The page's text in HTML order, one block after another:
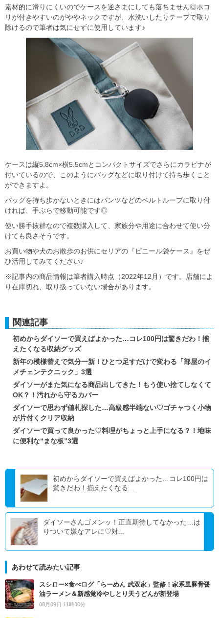
素材的に滑りにくいのでケースを逆さまにしても落ちません◎ホコ
リが付きやすいのがややネックですが、水洗いしたりテープで取り
除けるので筆者は気にせずに使用しています♪
ケースは縦5.8cm×横5.5cmとコンパクトサイズでさらにカラビナが
付いているので、このようにバッグなどに取り付けて持ち歩くこと
ができますよ。
バッグを持ち歩かないときにはパンツなどのベルトループに取り付
ければ、手ぶらで移動可能です◎
使い勝手抜群なので複数購入して、家族分や用途に合わせて使い分
けても良さそうです。
お買い物や犬のお散歩のお供にセリアの『ビニール袋ケース』をぜ
ひ活用してみてください♪
※記事内の商品情報は筆者購入時点（2022年12月）です。店舗によ
り在庫切れ、取り扱っていない場合があります。
関連記事
初めからダイソーで買えばよかった…コレ100円は驚きだわ！揃
えたくなる収納グッズ
新年の模様替えで気分一新！ひとつ足すだけで変わる「部屋のイ
メチェンテクニック」3選
ダイソーがまた気になる商品出してきた！もう使い捨てしなくて
OK？！汚れから守るカバー
ダイソーで思わず値札探した…高級感半端ない♡ゴチャつく小物
が片付くクリア収納
ダイソーで買って良かった♡料理がちょっと上手になる？！地味
に便利な“まな板”3選
初めからダイソーで買えばよかった…コレ100円は
驚きだわ！揃えたくなる...
ダイソーさんゴメンッ！正直期待してなかった…は
りついて嫌なアレに♡対...
あわせて読みたい記事
スシロー×食べログ「らーめん 武双家」監修！家系風豚骨醤
油ラーメン＆新感覚冷やしとり天うどんが新登場
08月09日 11時30分